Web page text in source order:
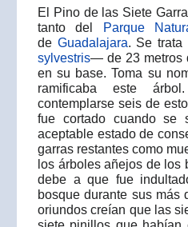
El Pino de las Siete
tanto del Parque
de Guadalajara. Se
sylvestris— de 23 metros
en su base. Toma su
ramificaba este
contemplarse seis de
fue cortado cuando se
aceptable estado de
garras restantes como
los árboles añejos de los
debe a que fue
bosque durante sus más
oriundos creían que las